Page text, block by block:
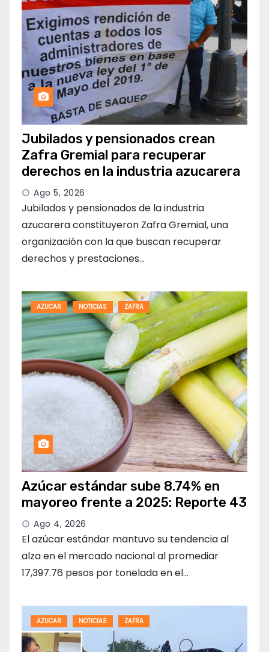
Jubilados y pensionados crean
Zafra Gremial para recuperar
derechos en la industria azucarera
Ago 5, 2026
Jubilados y pensionados de la industria
azucarera constituyeron Zafra Gremial, una
organización con la que buscan recuperar
derechos y prestaciones…
AZUCAR NOTICIAS ZAFRA
Azúcar estándar sube 8.74% en
mayoreo frente a 2025: Reporte 43
Ago 4, 2026
El azúcar estándar mantuvo su tendencia al
alza en el mercado nacional al promediar
17,397.76 pesos por tonelada en el…
AZUCAR NOTICIAS ZAFRA